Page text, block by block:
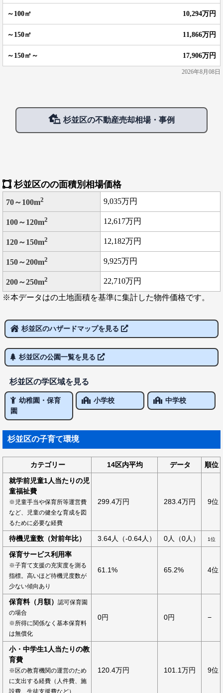
10,294万円
11,866万円
17,906万円
2026年8月08日
杉並区の不動産売却相場・事例
杉並区のの面積別相場価格
70～100m2 9,035万円
100～120m2 12,617万円
120～150m2 12,182万円
150～200m2 9,925万円
200～250m2
22,710万円
※本データはの土地面積を基準に集計した物件価格です。
杉並区のハザードマップを見る
杉並区の公園一覧を見る
杉並区の学区域を見る
幼稚園・保育
園
小学校 中学校
杉並区の子育て環境
カテゴリー 14区内平均 データ
順位
就学前児童1人当たりの児
童福祉費
※児童手当や保育所等運営費
など、児童の健全な育成を図
るために必要な経費
299.4万円 283.4万円 9位
待機児童数（対前年比） 3.64人（-0.64人） 0人（0人） 1位
保育サービス利用率
※子育て支援の充実度を測る
指標。高いほど待機児度数が
少ない傾向あり
61.1% 65.2% 4位
保育料（月額）
認可保育園
の場合
※所得に関係なく基本保育料
は無償化
0円 0円 −
小・中学生1人当たりの教
育費
※区の教育機関の運営のため
に支出する経費（人件費、施
設費、生徒支援費など）
120.4万円 101.1万円 9位